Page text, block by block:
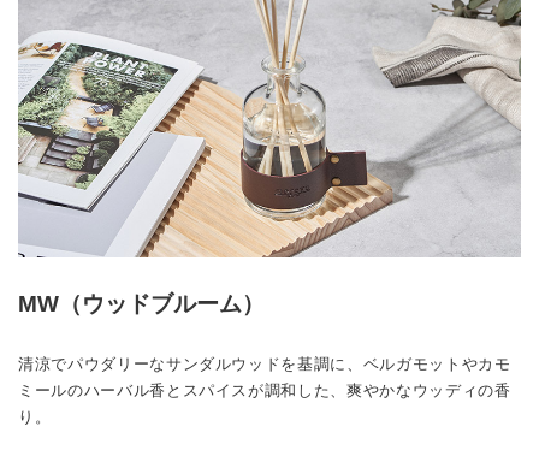
MW（ウッドブルーム）
清涼でパウダリーなサンダルウッドを基調に、ベルガモットやカモ
ミールのハーバル香とスパイスが調和した、爽やかなウッディの香
り。